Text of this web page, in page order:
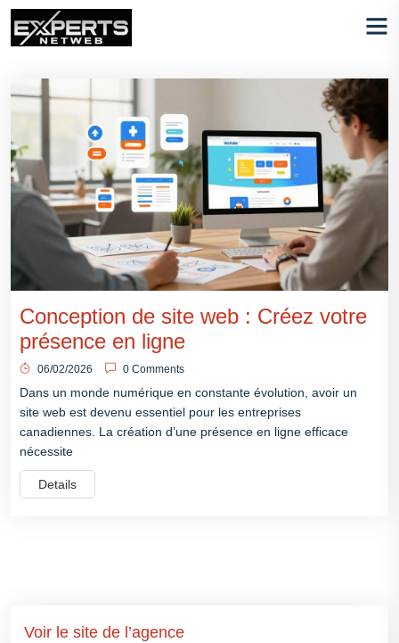
Conception de site web : Créez votre
présence en ligne
06/02/2026 0 Comments
Dans un monde numérique en constante évolution, avoir un
site web est devenu essentiel pour les entreprises
canadiennes. La création d’une présence en ligne efficace
nécessite
Details
Voir le site de l’agence